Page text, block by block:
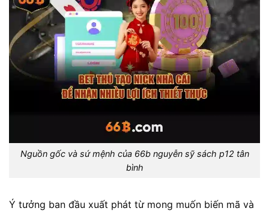
Nguồn gốc và sứ mệnh của 66b nguyễn sỹ sách p12 tân
bình
Ý tưởng ban đầu xuất phát từ mong muốn biến mã và